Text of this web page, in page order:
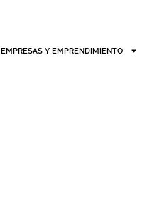
EMPRESAS Y EMPRENDIMIENTO